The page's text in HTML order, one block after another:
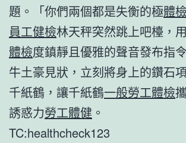
題。「你們兩個都是失衡的極體
員工健檢林天秤突然跳上吧檯，
體檢度鎮靜且優雅的聲音發布指令
牛土豪見狀，立刻將身上的鑽石
千紙鶴，讓千紙鶴一般勞工體檢
誘惑力勞工體健 。
TC:healthcheck123